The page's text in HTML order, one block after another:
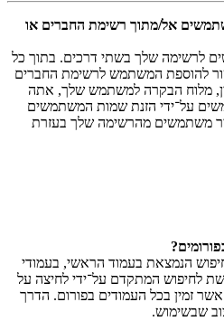
אל/מתוך רשימת החברים או
לרשימה שלך בשתי דרכים. בתוך כל
להוספת המשתמש לרשימת החברים
מלוח הבקרה למשתמש שלך, אתה
על־ידי הזנת שמות המשתמשים
משתמשים מהרשימה שלך בעזרת
הנמצאת בעמוד הראשי, בעמודי
לחיפוש המתקדם על־ידי לחיצה על
זמין בכל העמודים בפורום. הדרך
שבשימוש.